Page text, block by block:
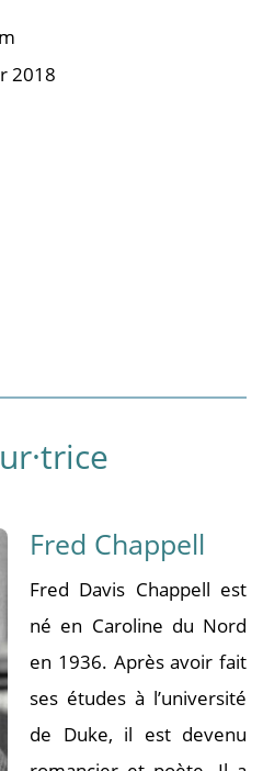
2018
Fred Chappell
Fred Davis Chappell est
né en Caroline du Nord
en 1936. Après avoir fait
ses études à l’université
de Duke, il est devenu